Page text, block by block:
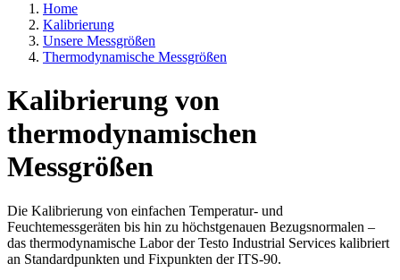
Home
Kalibrierung
Unsere Messgrößen
Thermodynamische Messgrößen
Kalibrierung von
thermodynamischen
Messgrößen
Die Kalibrierung von einfachen Temperatur- und
Feuchtemessgeräten bis hin zu höchstgenauen Bezugsnormalen –
das thermodynamische Labor der Testo Industrial Services kalibriert
an Standardpunkten und Fixpunkten der ITS-90.